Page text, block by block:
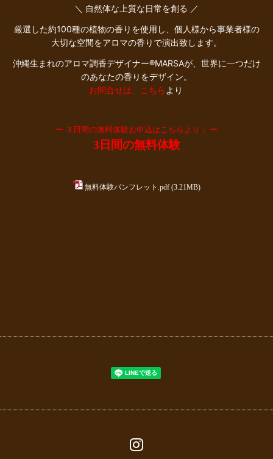
＼ 自然体な上質な日常を創る ／
厳選した約100種の植物の香りを使用し、個人様から事業者様の
大切な空間をアロマの香りで演出致します。
沖縄生まれのアロマ調香デザイナー®︎MARSAが、世界に一つだけ
のあなたの香りをデザイン。
お問合せは、こちら より
ー ３日間の無料体験お申込はこちらより ↓ ー
3日間の無料体験
無料体験パンフレット.pdf(3.21MB)